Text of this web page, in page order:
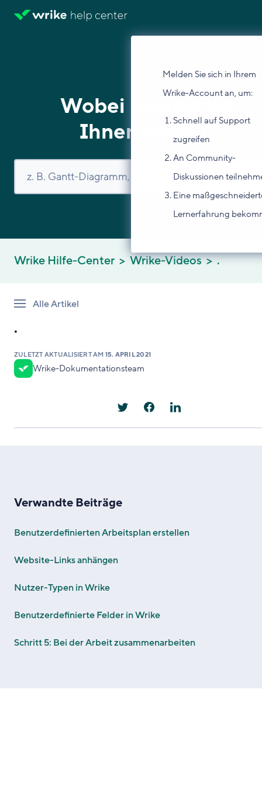
Melden Sie sich in Ihrem
Wrike-Account an, um:
Schnell auf Support
zugreifen
An Community-
Diskussionen
Eine
Lernerfahrung
Wobei können wir
Ihnen helfen?
Wrike Hilfe-Center Wrike-Videos .
Alle Artikel
.
ZULETZT AKTUALISIERT AM 15. APRIL 2021
Wrike-Dokumentationsteam
Verwandte Beiträge
Benutzerdefinierten Arbeitsplan erstellen
Website-Links anhängen
Nutzer-Typen in Wrike
Benutzerdefinierte Felder in Wrike
Schritt 5: Bei der Arbeit zusammenarbeiten